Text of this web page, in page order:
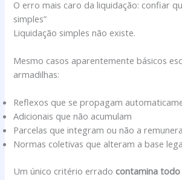
O erro mais caro da liquidação: confiar
simples”
Liquidação simples não existe.
Mesmo casos aparentemente básicos
armadilhas:
Reflexos que se propagam
Adicionais que não acumulam
Parcelas que integram ou não a
Normas coletivas que alteram a base
Um único critério errado contamina todo